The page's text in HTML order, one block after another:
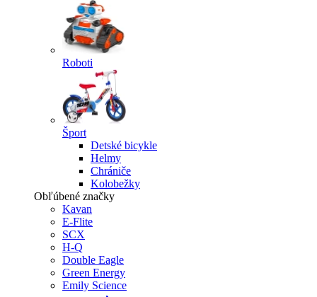
Roboti
Šport
Detské bicykle
Helmy
Chrániče
Kolobežky
Obľúbené značky
Kavan
E-Flite
SCX
H-Q
Double Eagle
Green Energy
Emily Science